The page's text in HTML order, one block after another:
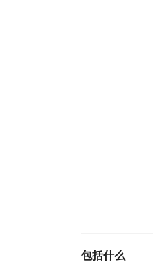
包括什么